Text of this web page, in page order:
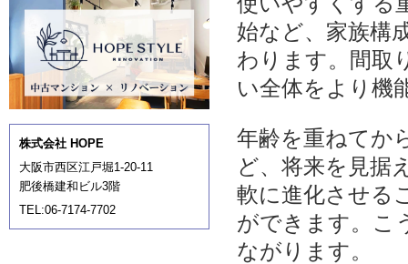
株式会社 HOPE
大阪市西区江戸堀1-20-11
肥後橋建和ビル3階
TEL:06-7174-7702
始など、家族構
わります。間取
い全体をより機
年齢を重ねてか
ど、将来を見据
軟に進化させる
ができます。こ
ながります。